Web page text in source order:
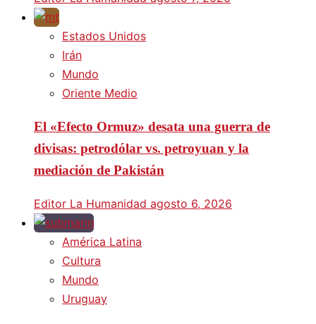
Estados Unidos
Irán
Mundo
Oriente Medio
El «Efecto Ormuz» desata una guerra de
divisas: petrodólar vs. petroyuan y la
mediación de Pakistán
Editor La Humanidad agosto 6, 2026
América Latina
Cultura
Mundo
Uruguay